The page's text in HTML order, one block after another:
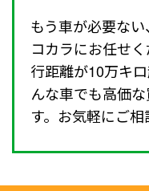
もう車が必要な
コカラにお任せ
行距離が10万キ
んな車でも高価
す。お気軽にご相